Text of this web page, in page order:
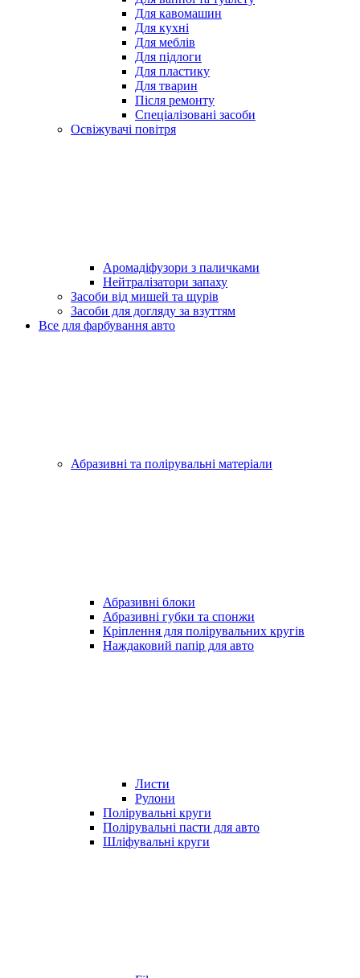
Для кавомашин
Для кухні
Для меблів
Для підлоги
Для пластику
Для тварин
Після ремонту
Спеціалізовані засоби
Освіжувачі повітря
Аромадіфузори з паличками
Нейтралізатори запаху
Засоби від мишей та щурів
Засоби для догляду за взуттям
Все для фарбування авто
Абразивні та полірувальні матеріали
Абразивні блоки
Абразивні губки та спонжи
Кріплення для полірувальних кругів
Наждаковий папір для авто
Листи
Рулони
Полірувальні круги
Полірувальні пасти для авто
Шліфувальні круги